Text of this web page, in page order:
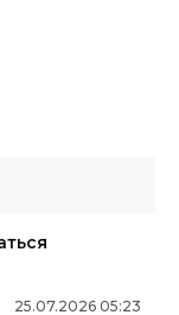
25.07.2026 05:23